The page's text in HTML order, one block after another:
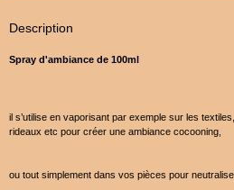
Description
Spray d'ambiance de 100ml
il s’utilise en vaporisant par exemple sur les
rideaux etc pour créer une ambiance cocooning,
ou tout simplement dans vos pièces pour